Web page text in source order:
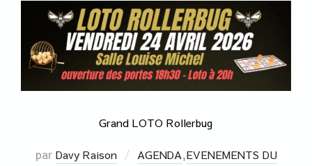
Grand LOTO Rollerbug
par Davy Raison AGENDA,EVENEMENTS DU